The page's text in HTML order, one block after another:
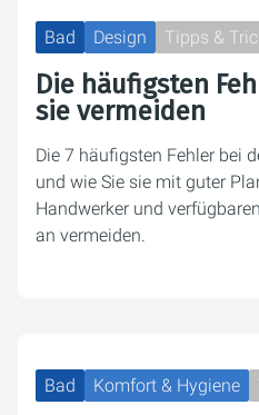
Bad Design Tipps &
Die häufigsten
sie vermeiden
Die 7 häufigsten Fehler bei
und wie Sie sie mit guter
Handwerker und
an vermeiden.
Bad Komfort & Hygiene